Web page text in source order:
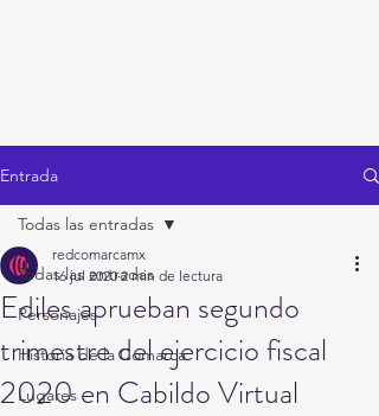
Entrada
Todas las entradas
Personajes
Historia de la Comarca
Lugares
Todas las entradas
Ediles aprueban segundo
trimestre del ejercicio fiscal
2020 en Cabildo Virtual
redcomarcamx
16 jul 2020 2 min de lectura